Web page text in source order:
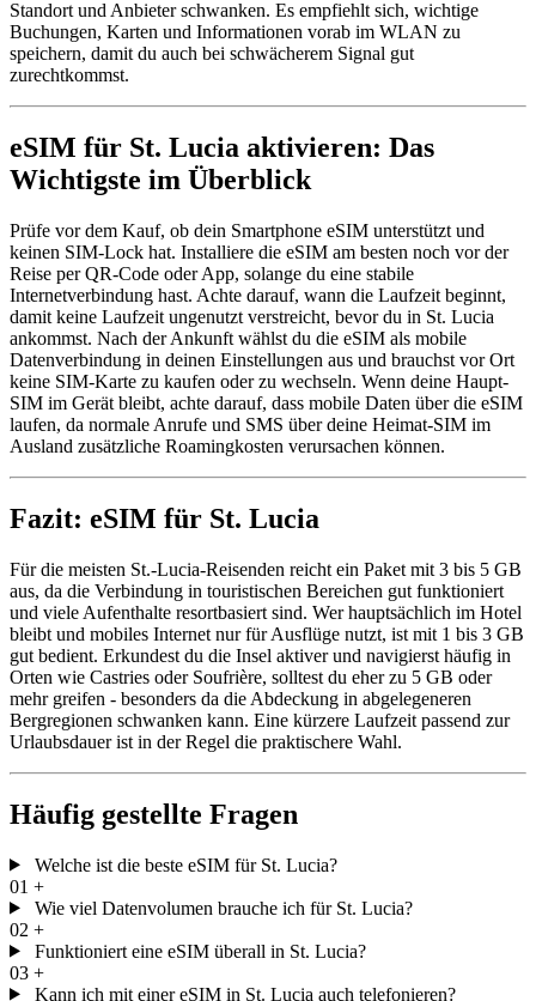
Standort und Anbieter schwanken. Es empfiehlt sich, wichtige
Buchungen, Karten und Informationen vorab im WLAN zu
speichern, damit du auch bei schwächerem Signal gut
zurechtkommst.
eSIM für St. Lucia aktivieren: Das
Wichtigste im Überblick
Prüfe vor dem Kauf, ob dein Smartphone eSIM unterstützt und
keinen SIM-Lock hat. Installiere die eSIM am besten noch vor der
Reise per QR-Code oder App, solange du eine stabile
Internetverbindung hast. Achte darauf, wann die Laufzeit beginnt,
damit keine Laufzeit ungenutzt verstreicht, bevor du in St. Lucia
ankommst. Nach der Ankunft wählst du die eSIM als mobile
Datenverbindung in deinen Einstellungen aus und brauchst vor Ort
keine SIM-Karte zu kaufen oder zu wechseln. Wenn deine Haupt-
SIM im Gerät bleibt, achte darauf, dass mobile Daten über die eSIM
laufen, da normale Anrufe und SMS über deine Heimat-SIM im
Ausland zusätzliche Roamingkosten verursachen können.
Fazit: eSIM für St. Lucia
Für die meisten St.-Lucia-Reisenden reicht ein Paket mit 3 bis 5 GB
aus, da die Verbindung in touristischen Bereichen gut funktioniert
und viele Aufenthalte resortbasiert sind. Wer hauptsächlich im Hotel
bleibt und mobiles Internet nur für Ausflüge nutzt, ist mit 1 bis 3 GB
gut bedient. Erkundest du die Insel aktiver und navigierst häufig in
Orten wie Castries oder Soufrière, solltest du eher zu 5 GB oder
mehr greifen - besonders da die Abdeckung in abgelegeneren
Bergregionen schwanken kann. Eine kürzere Laufzeit passend zur
Urlaubsdauer ist in der Regel die praktischere Wahl.
Häufig gestellte Fragen
Welche ist die beste eSIM für St. Lucia?
01 +
Wie viel Datenvolumen brauche ich für St. Lucia?
02 +
Funktioniert eine eSIM überall in St. Lucia?
03 +
Kann ich mit einer eSIM in St. Lucia auch telefonieren?